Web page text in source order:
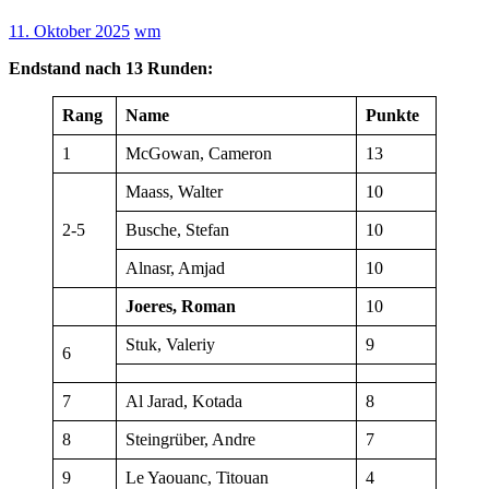
11. Oktober 2025 wm
Endstand nach 13 Runden:
Rang Name Punkte
1 McGowan, Cameron 13
2-5
Maass, Walter 10
Busche, Stefan 10
Alnasr, Amjad 10
Joeres, Roman 10
6 Stuk, Valeriy 9
7 Al Jarad, Kotada 8
8 Steingrüber, Andre 7
9 Le Yaouanc, Titouan 4